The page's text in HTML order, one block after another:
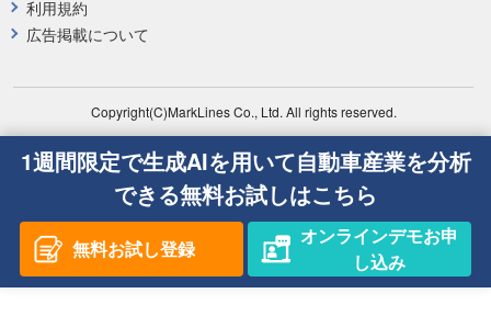
利用規約
広告掲載について
Copyright(C)MarkLines Co., Ltd. All rights reserved.
1週間限定で生成AIを用いて自動車産業を分析
できる無料お試しはこちら
無料お試し登録
オンラインデモお申
し込み